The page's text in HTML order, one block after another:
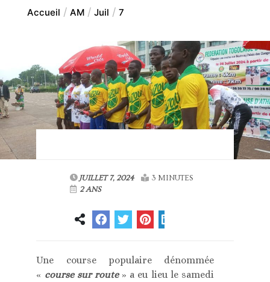
Accueil AM Juil 7
JUILLET 7, 2024
3 MINUTES
2 ANS
Une course populaire dénommée
« course sur route» a eu lieu le samedi